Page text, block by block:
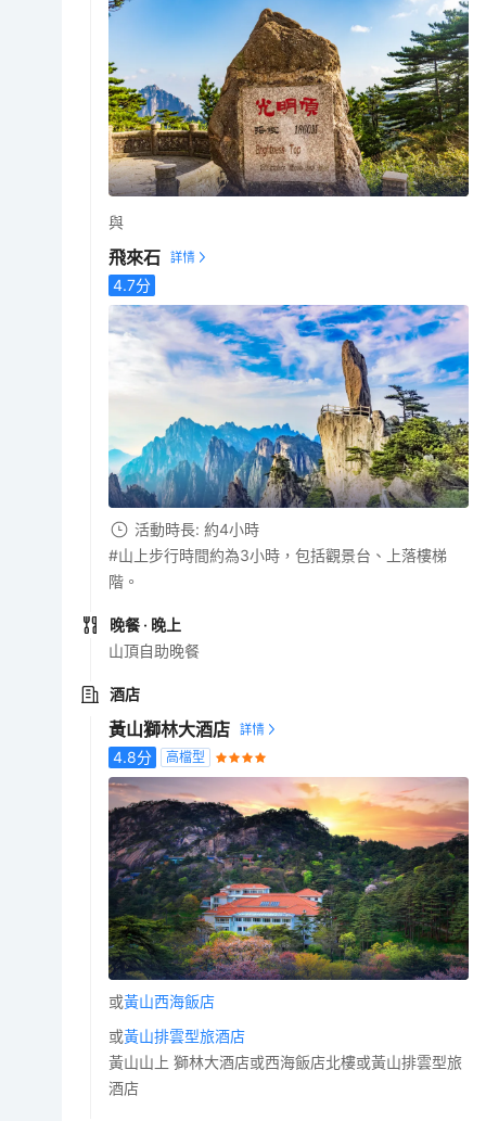
與
飛來石
4.7分
活動時長: 約4小時
#山上步行時間約為3小時，包括觀景台、上落樓梯
階。
晚餐 · 晚上
山頂自助晚餐
酒店
黃山獅林大酒店
4.8分 高檔型
或黃山西海飯店
或黃山排雲型旅酒店
黃山山上 獅林大酒店或西海飯店北樓或黃山排雲型旅
酒店